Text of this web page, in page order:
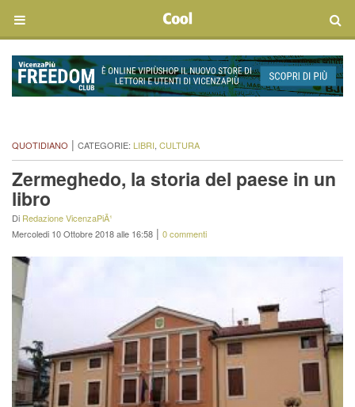
QUOTIDIANO | CATEGORIE: LIBRI, CULTURA
Zermeghedo, la storia del paese in un
libro
Di Redazione VicenzaPiÃ¹
Mercoledi 10 Ottobre 2018 alle 16:58 | 0 commenti